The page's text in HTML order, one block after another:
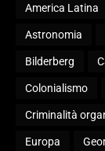
America Latina
Astronomia
Bilderberg
Colonialismo
Criminalità
Europa